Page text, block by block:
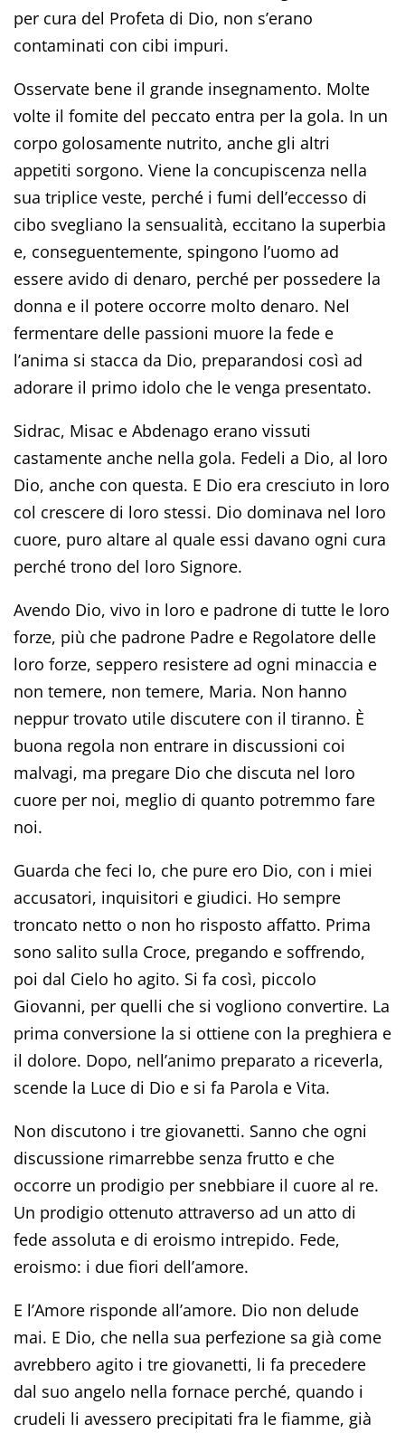
per cura del Profeta di Dio, non s’erano
contaminati con cibi impuri.
Osservate bene il grande insegnamento. Molte
volte il fomite del peccato entra per la gola. In un
corpo golosamente nutrito, anche gli altri
appetiti sorgono. Viene la concupiscenza nella
sua triplice veste, perché i fumi dell’eccesso di
cibo svegliano la sensualità, eccitano la superbia
e, conseguentemente, spingono l’uomo ad
essere avido di denaro, perché per possedere la
donna e il potere occorre molto denaro. Nel
fermentare delle passioni muore la fede e
l’anima si stacca da Dio, preparandosi così ad
adorare il primo idolo che le venga presentato.
Sidrac, Misac e Abdenago erano vissuti
castamente anche nella gola. Fedeli a Dio, al loro
Dio, anche con questa. E Dio era cresciuto in loro
col crescere di loro stessi. Dio dominava nel loro
cuore, puro altare al quale essi davano ogni cura
perché trono del loro Signore.
Avendo Dio, vivo in loro e padrone di tutte le loro
forze, più che padrone Padre e Regolatore delle
loro forze, seppero resistere ad ogni minaccia e
non temere, non temere, Maria. Non hanno
neppur trovato utile discutere con il tiranno. È
buona regola non entrare in discussioni coi
malvagi, ma pregare Dio che discuta nel loro
cuore per noi, meglio di quanto potremmo fare
noi.
Guarda che feci Io, che pure ero Dio, con i miei
accusatori, inquisitori e giudici. Ho sempre
troncato netto o non ho risposto affatto. Prima
sono salito sulla Croce, pregando e soffrendo,
poi dal Cielo ho agito. Si fa così, piccolo
Giovanni, per quelli che si vogliono convertire. La
prima conversione la si ottiene con la preghiera e
il dolore. Dopo, nell’animo preparato a riceverla,
scende la Luce di Dio e si fa Parola e Vita.
Non discutono i tre giovanetti. Sanno che ogni
discussione rimarrebbe senza frutto e che
occorre un prodigio per snebbiare il cuore al re.
Un prodigio ottenuto attraverso ad un atto di
fede assoluta e di eroismo intrepido. Fede,
eroismo: i due fiori dell’amore.
E l’Amore risponde all’amore. Dio non delude
mai. E Dio, che nella sua perfezione sa già come
avrebbero agito i tre giovanetti, li fa precedere
dal suo angelo nella fornace perché, quando i
crudeli li avessero precipitati fra le fiamme, già